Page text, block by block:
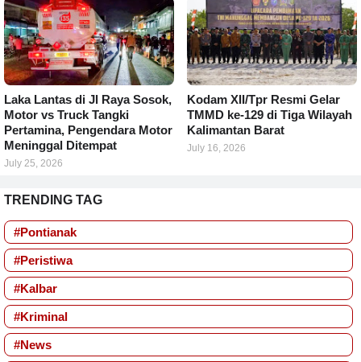
Laka Lantas di Jl Raya Sosok,
Motor vs Truck Tangki
Pertamina, Pengendara Motor
Meninggal Ditempat
July 25, 2026
Kodam XII/Tpr Resmi Gelar
TMMD ke-129 di Tiga Wilayah
Kalimantan Barat
July 16, 2026
TRENDING TAG
#Pontianak
#Peristiwa
#Kalbar
#Kriminal
#News